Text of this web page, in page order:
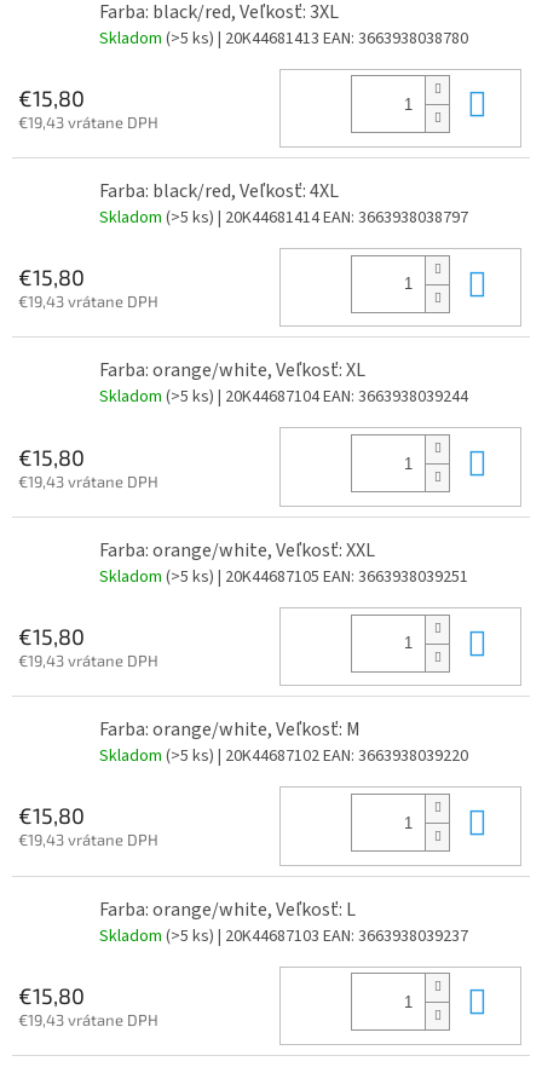
Farba: black/red, Veľkosť: 3XL
Skladom (>5 ks) | 20K44681413 EAN: 3663938038780
€15,80
€19,43 vrátane DPH
Farba: black/red, Veľkosť: 4XL
Skladom (>5 ks) | 20K44681414EAN: 3663938038797
€15,80
€19,43 vrátane DPH
Farba: orange/white, Veľkosť: XL
Skladom (>5 ks) | 20K44687104EAN: 3663938039244
€15,80
€19,43 vrátane DPH
Farba: orange/white, Veľkosť: XXL
Skladom (>5 ks) | 20K44687105 EAN: 3663938039251
€15,80
€19,43 vrátane DPH
Farba: orange/white, Veľkosť: M
Skladom (>5 ks) | 20K44687102EAN: 3663938039220
€15,80
€19,43 vrátane DPH
Farba: orange/white, Veľkosť: L
Skladom (>5 ks) | 20K44687103 EAN: 3663938039237
€15,80
€19,43 vrátane DPH